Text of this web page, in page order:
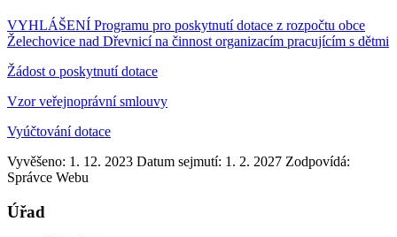
VYHLÁŠENÍ Programu pro poskytnutí dotace z rozpočtu obce
Želechovice nad Dřevnicí na činnost organizacím pracujícím s dětmi
Žádost o poskytnutí dotace
Vzor veřejnoprávní smlouvy
Vyúčtování dotace
Vyvěšeno: 1. 12. 2023 Datum sejmutí: 1. 2. 2027 Zodpovídá:
Správce Webu
Úřad